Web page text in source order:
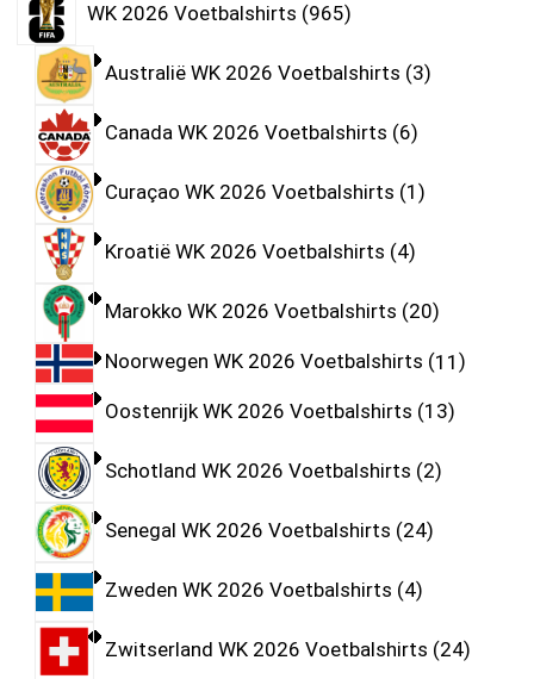
WK 2026 Voetbalshirts 965
Australië WK 2026 Voetbalshirts 3
Canada WK 2026 Voetbalshirts 6
Curaçao WK 2026 Voetbalshirts 1
Kroatië WK 2026 Voetbalshirts 4
Marokko WK 2026 Voetbalshirts 20
Noorwegen WK 2026 Voetbalshirts 11
Oostenrijk WK 2026 Voetbalshirts 13
Schotland WK 2026 Voetbalshirts 2
Senegal WK 2026 Voetbalshirts 24
Zweden WK 2026 Voetbalshirts 4
Zwitserland WK 2026 Voetbalshirts 24